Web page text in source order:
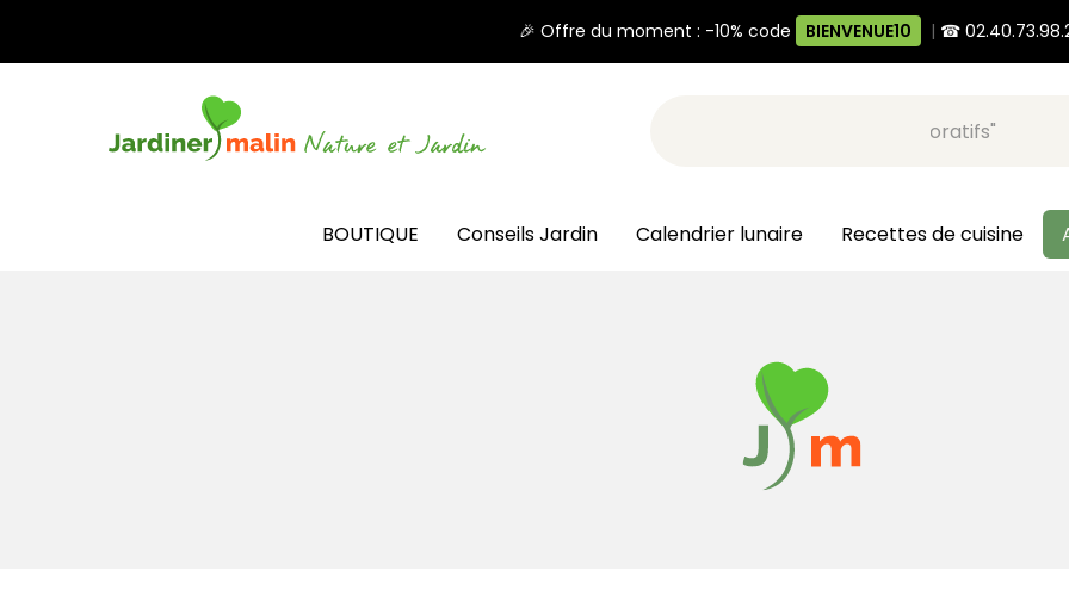
🎉 Offre du moment : -10% code BIENVENUE10 | ☎
Recherche, ex: "pots décoratifs"
BOUTIQUE Conseils Jardin Calendrier lunaire Recettes de cuisine